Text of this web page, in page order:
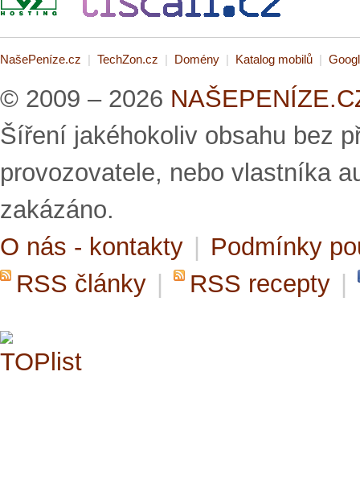
NašePeníze.cz | TechZon.cz | Domény | Katalog mobilů |
© 2009 – 2026
Šíření jakéhokoliv obsahu bez
provozovatele, nebo vlastníka
zakázáno.
O nás - kontakty
Podmínky
RSS články
RSS recepty